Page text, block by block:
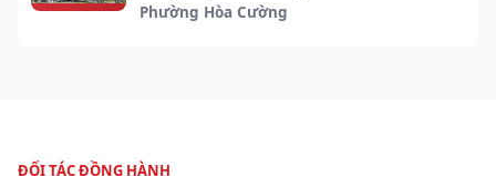
Phường Hòa Cường
ĐỐI TÁC ĐỒNG HÀNH